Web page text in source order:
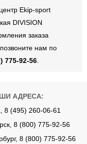
Ekip-sport
DIVISION
заказа
нам по
775-92-56
АДРЕСА:
8 (495) 260-06-61
8 (800) 775-92-56
8 (800) 775-92-56